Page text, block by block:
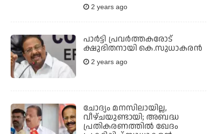
2 years ago
പാര്‍ട്ടി പ്രവര്‍ത്തകരോട്
ക്ഷുഭിതനായി കെ.സുധാകരന്‍
2 years ago
ചോദ്യം മനസിലായില്ല,
വീഴ്ചയുണ്ടായി; അബദ്ധ
പ്രതികരണത്തില്‍ ഖേദം